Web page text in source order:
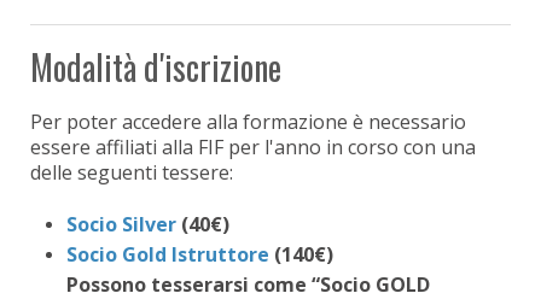
Modalità d'iscrizione
Per poter accedere alla formazione è necessario
essere affiliati alla FIF per l'anno in corso con una
delle seguenti tessere:
Socio Silver (40€)
Socio Gold Istruttore (140€)
Possono tesserarsi come “Socio GOLD